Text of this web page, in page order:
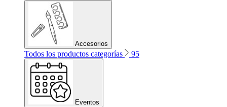
Accesorios
Todos los productos categorías 95
Eventos